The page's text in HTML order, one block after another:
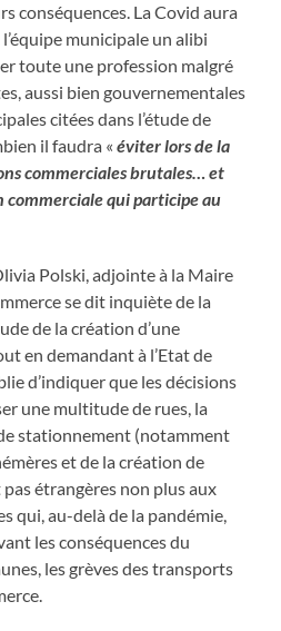
conséquences. La Covid aura
municipale un alibi
toute une profession malgré
aussi bien gouvernementales
citées dans l’étude de
il faudra «éviter lors de la
commerciales brutales… et
qui participe au
Polski, adjointe à la Maire
se dit inquiète de la
de la création d’une
en demandant à l’Etat de
d’indiquer que les décisions
une multitude de rues, la
stationnement (notamment
et de la création de
étrangères non plus aux
qui, au-delà de la pandémie,
les conséquences du
les grèves des transports